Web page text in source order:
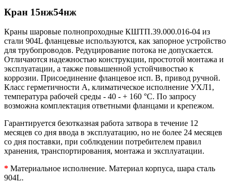
Кран 15нж54нж
Краны шаровые полнопроходные КШТП.39.000.016-04 из
стали 904L фланцевые используются, как запорное устройство
для трубопроводов. Редуцирование потока не допускается.
Отличаются надежностью конструкции, простотой монтажа и
эксплуатации, а также повышенной устойчивостью к
коррозии. Присоединение фланцевое исп. В, привод ручной.
Класс герметичности А, климатическое исполнение УХЛ1,
температура рабочей среды - 40 - + 160 °C. По запросу
возможна комплектация ответными фланцами и крепежом.
Гарантируется безотказная работа затвора в течение 12
месяцев со дня ввода в эксплуатацию, но не более 24 месяцев
со дня поставки, при соблюдении потребителем правил
хранения, транспортирования, монтажа и эксплуатации.
* Материальное исполнение. Материал корпуса, шара сталь
904L.